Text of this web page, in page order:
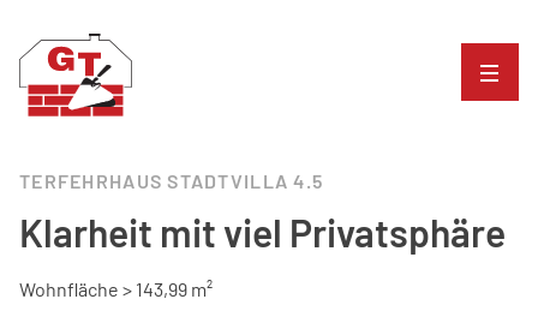
TERFEHRHAUS STADTVILLA 4.5
Klarheit mit viel Privatsphäre
Wohnfläche > 143,99 m²